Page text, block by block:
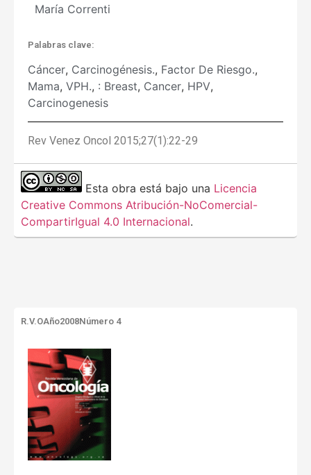
María Correnti
Palabras clave:
Cáncer, Carcinogénesis., Factor De Riesgo.,
Mama, VPH., : Breast, Cancer, HPV,
Carcinogenesis
Rev Venez Oncol 2015;27(1):22-29
Esta obra está bajo una Licencia
Creative Commons Atribución-NoComercial-
CompartirIgual 4.0 Internacional.
R.V.OAño2008Número 4